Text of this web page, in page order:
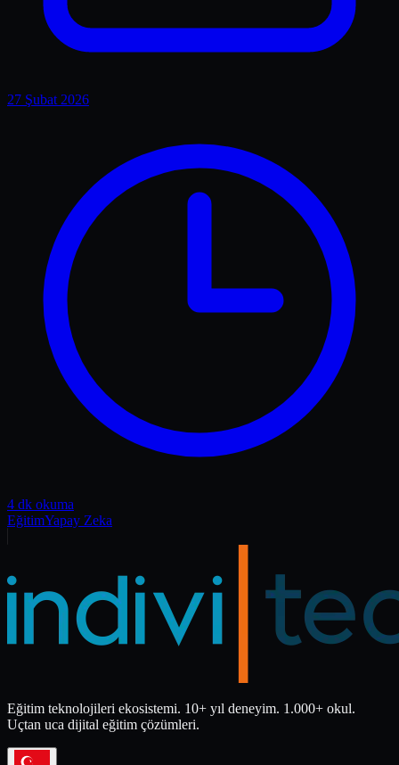
27 Şubat 2026
4 dk okuma
EğitimYapay Zeka
Eğitim teknolojileri ekosistemi. 10+ yıl deneyim. 1.000+ okul.
Uçtan uca dijital eğitim çözümleri.